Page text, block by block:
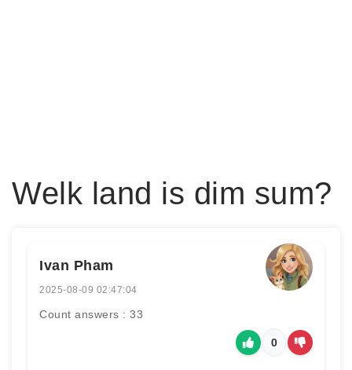
Welk land is dim sum?
Ivan Pham
2025-08-09 02:47:04
Count answers : 33
0